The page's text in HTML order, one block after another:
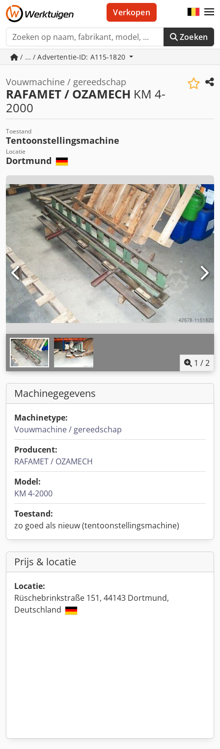
Zoeken
Verkopen
/ ... / Advertentie-ID: A115-1820
Vouwmachine / gereedschap
RAFAMET / OZAMECH KM 4-
2000
Toestand
Tentoonstellingsmachine
Locatie
Dortmund
1 /2
Machinegegevens
Machinetype:
Vouwmachine / gereedschap
Producent:
RAFAMET / OZAMECH
Model:
KM 4-2000
Toestand:
zo goed als nieuw (tentoonstellingsmachine)
Prijs & locatie
Locatie:
Rüschebrinkstraße 151, 44143 Dortmund,
Deutschland